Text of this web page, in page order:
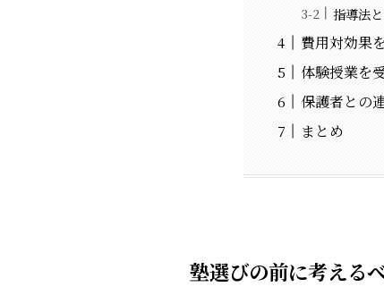
指導法
費用対効果
体験授業を
保護者との
まとめ
塾選びの前に考える